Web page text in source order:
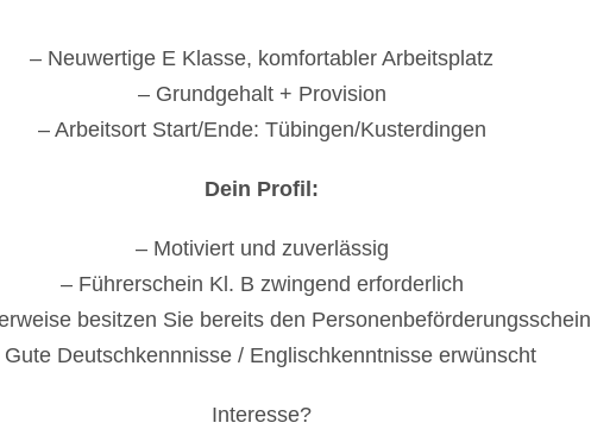
– Neuwertige E Klasse, komfortabler Arbeitsplatz
– Grundgehalt + Provision
– Arbeitsort Start/Ende: Tübingen/Kusterdingen
Dein Profil:
– Motiviert und zuverlässig
– Führerschein Kl. B zwingend erforderlich
besitzen Sie bereits den Personenbeförderungsschein
Gute Deutschkennnisse / Englischkenntnisse erwünscht
Interesse?